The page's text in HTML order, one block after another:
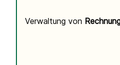
Verwaltung von